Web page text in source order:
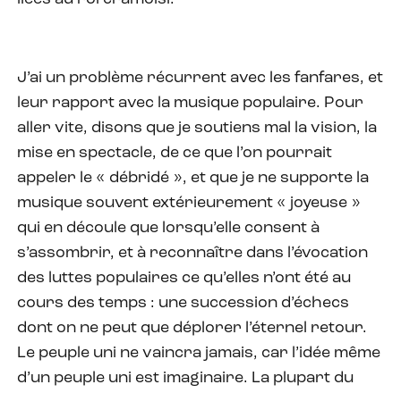
J’ai un problème récurrent avec les fanfares, et
leur rapport avec la musique populaire. Pour
aller vite, disons que je soutiens mal la vision, la
mise en spectacle, de ce que l’on pourrait
appeler le « débridé », et que je ne supporte la
musique souvent extérieurement « joyeuse »
qui en découle que lorsqu’elle consent à
s’assombrir, et à reconnaître dans l’évocation
des luttes populaires ce qu’elles n’ont été au
cours des temps : une succession d’échecs
dont on ne peut que déplorer l’éternel retour.
Le peuple uni ne vaincra jamais, car l’idée même
d’un peuple uni est imaginaire. La plupart du